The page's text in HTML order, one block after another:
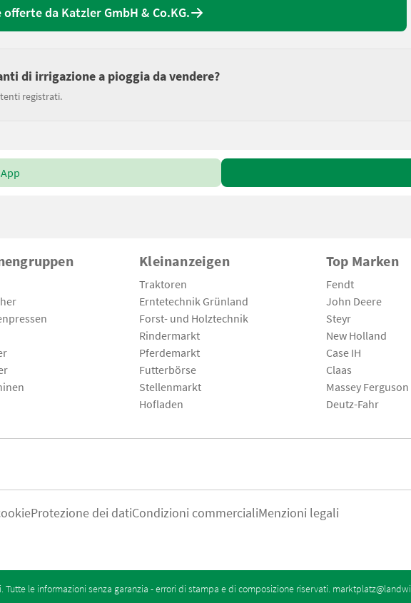
da Katzler GmbH & Co.KG.
di irrigazione a pioggia da vendere?
registrati.
Kleinanzeigen
Traktoren
Erntetechnik Grünland
Forst- und Holztechnik
Rindermarkt
Pferdemarkt
Futterbörse
Stellenmarkt
Hofladen
Top Marken
Fendt
John Deere
Steyr
New Holland
Case IH
Claas
Massey Ferguson
Deutz-Fahr
Protezione dei datiCondizioni commercialiMenzioni legali
le informazioni senza garanzia - errori di stampa e di composizione riservati.